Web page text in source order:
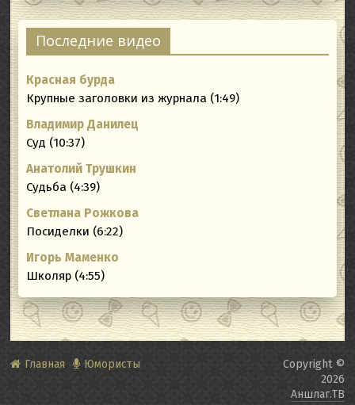
Последние видео
Красная бурда
Крупные заголовки из журнала (1:49)
Владимир Данилец
Суд (10:37)
Анатолий Трушкин
Судьба (4:39)
Светлана Рожкова
Посиделки (6:22)
Игорь Маменко
Школяр (4:55)
Главная Юмористы
Copyright ©
2026
Аншлаг.ТВ